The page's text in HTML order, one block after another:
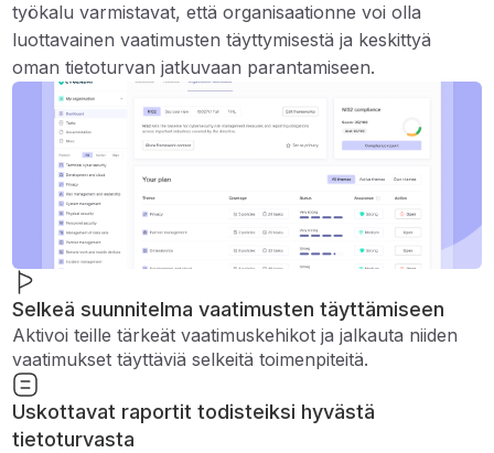
työkalu varmistavat, että organisaationne voi olla
luottavainen vaatimusten täyttymisestä ja keskittyä
oman tietoturvan jatkuvaan parantamiseen.
Selkeä suunnitelma vaatimusten täyttämiseen
Aktivoi teille tärkeät vaatimuskehikot ja jalkauta niiden
vaatimukset täyttäviä selkeitä toimenpiteitä.
Uskottavat raportit todisteiksi hyvästä
tietoturvasta